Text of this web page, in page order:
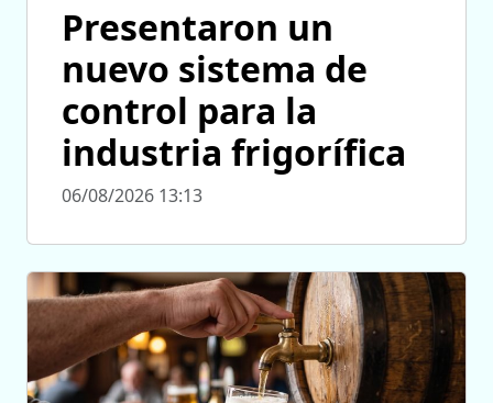
Presentaron un
nuevo sistema de
control para la
industria frigorífica
06/08/2026 13:13